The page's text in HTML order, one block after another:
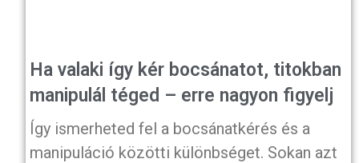
Ha valaki így kér bocsánatot, titokban
manipulál téged – erre nagyon figyelj
Így ismerheted fel a bocsánatkérés és a
manipuláció közötti különbséget. Sokan azt